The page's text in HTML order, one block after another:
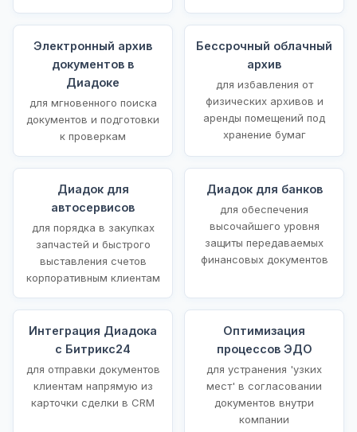
Электронный архив
документов в
Диадоке
для мгновенного поиска
документов и подготовки
к проверкам
Бессрочный облачный
архив
для избавления от
физических архивов и
аренды помещений под
хранение бумаг
Диадок для
автосервисов
для порядка в закупках
запчастей и быстрого
выставления счетов
корпоративным клиентам
Диадок для банков
для обеспечения
высочайшего уровня
защиты передаваемых
финансовых документов
Интеграция Диадока
с Битрикс24
для отправки документов
клиентам напрямую из
карточки сделки в CRM
Оптимизация
процессов ЭДО
для устранения 'узких
мест' в согласовании
документов внутри
компании